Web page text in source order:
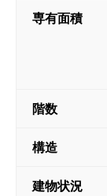
専有面積
階数
構造
建物状況